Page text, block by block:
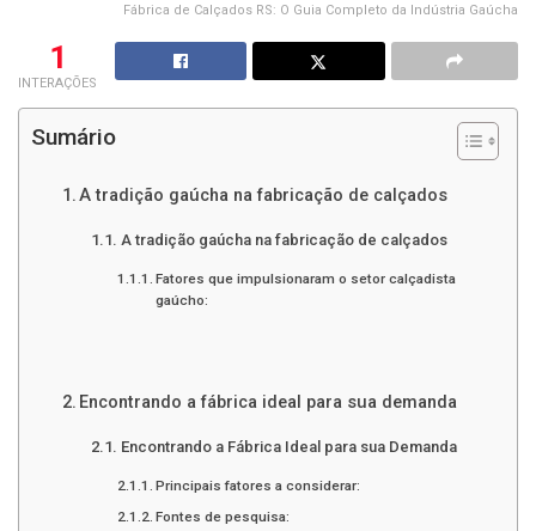
Fábrica de Calçados RS: O Guia Completo da Indústria Gaúcha
1
INTERAÇÕES
Sumário
A tradição gaúcha na fabricação de calçados
A tradição gaúcha na fabricação de calçados
Fatores que impulsionaram o setor calçadista
gaúcho:
Encontrando a fábrica ideal para sua demanda
Encontrando a Fábrica Ideal para sua Demanda
Principais fatores a considerar:
Fontes de pesquisa: